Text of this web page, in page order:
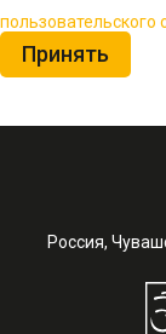
пользовательского
Принять
Россия,